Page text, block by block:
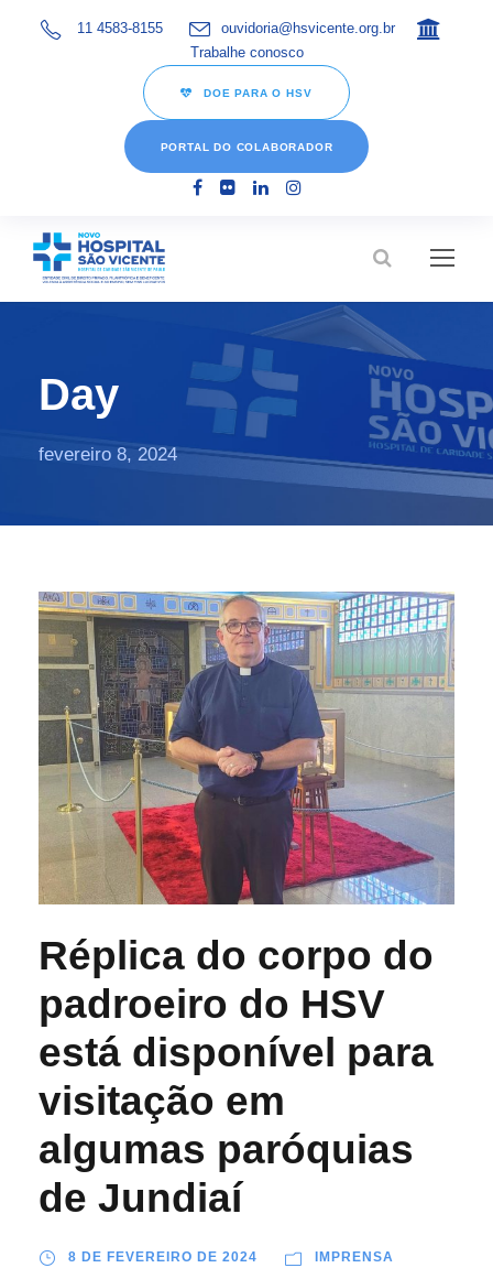
11 4583-8155
ouvidoria@hsvicente.org.br
Trabalhe conosco
DOE PARA O HSV
PORTAL DO COLABORADOR
Day
fevereiro 8, 2024
Réplica do corpo do
padroeiro do HSV
está disponível para
visitação em
algumas paróquias
de Jundiaí
8 DE FEVEREIRO DE 2024 IMPRENSA